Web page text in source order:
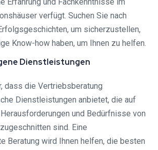
verfügt. Suchen Sie nach
um sicherzustellen,
Know-how haben, um Ihnen zu helfen.
Dienstleistungen
dass die Vertriebsberatung
Dienstleistungen anbietet, die auf
und Bedürfnisse von
sind. Eine
Beratung wird Ihnen helfen, die besten